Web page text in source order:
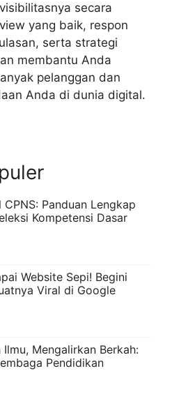
secara
yang baik, respon
serta strategi
membantu Anda
pelanggan dan
Anda di dunia digital.
CPNS: Panduan Lengkap
Kompetensi Dasar
Website Sepi! Begini
Viral di Google
Ilmu, Mengalirkan Berkah:
Pendidikan